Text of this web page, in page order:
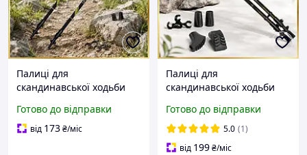
Палиці для
скандинавської ходьби
туристичні для
спортивної ходьби
Готово до відправки
від 173₴/міс
Палиці для
скандинавської ходьби
туристичні для
спортивної ходьби
PowerP 9105 Sisu Black
Готово до відправки
5.0 (1)
від 199₴/міс